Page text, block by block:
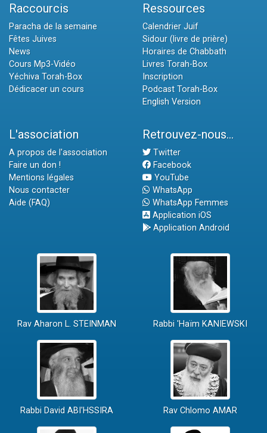
Raccourcis
Paracha de la semaine
Fêtes Juives
News
Cours Mp3-Vidéo
Yéchiva Torah-Box
Dédicacer un cours
Ressources
Calendrier Juif
Sidour (livre de prière)
Horaires de Chabbath
Livres Torah-Box
Inscription
Podcast Torah-Box
English Version
L'association
A propos de l'association
Faire un don !
Mentions légales
Nous contacter
Aide (FAQ)
Retrouvez-nous...
Twitter
Facebook
YouTube
WhatsApp
WhatsApp Femmes
Application iOS
Application Android
Rav Aharon L. STEINMAN Rabbi 'Haïm KANIEWSKI
Rabbi David ABI'HSSIRA Rav Chlomo AMAR